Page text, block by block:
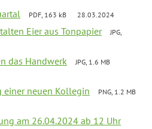
PDF, 163 kB 28.03.2024
Eier aus Tonpapier
JPG,
das Handwerk
JPG, 1.6 MB
neuen Kollegin
PNG, 1.2 MB
am 26.04.2024 ab 12 Uhr